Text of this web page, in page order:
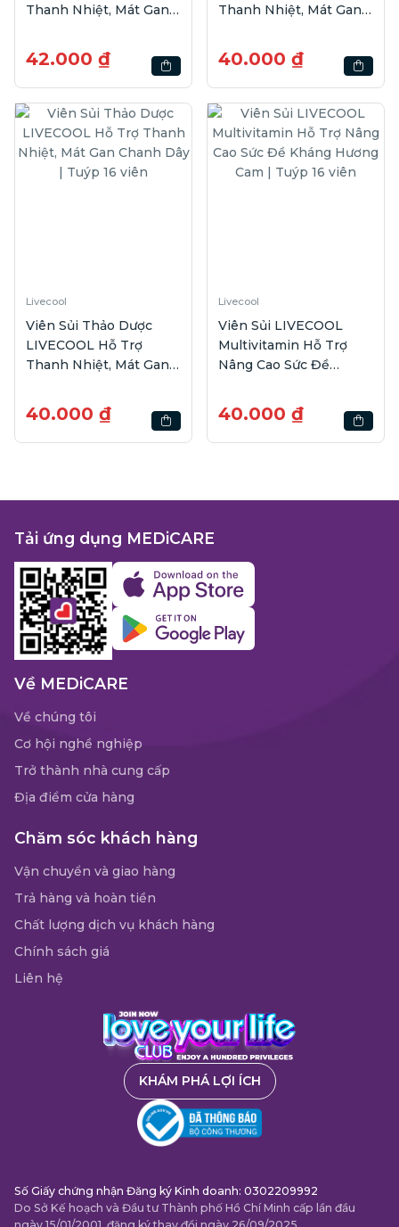
Thanh Nhiệt, Mát Gan
42.000 ₫
Thanh Nhiệt, Mát Gan
40.000 ₫
Livecool
Viên Sủi Thảo Dược
LIVECOOL Hỗ Trợ
Thanh Nhiệt, Mát Gan
40.000 ₫
Livecool
Viên Sủi LIVECOOL
Multivitamin Hỗ Trợ
Nâng Cao Sức Đề
40.000 ₫
Tải ứng dụng MEDiCARE
Về MEDiCARE
Về chúng tôi
Cơ hội nghề nghiệp
Trở thành nhà cung cấp
Địa điểm cửa hàng
Chăm sóc khách hàng
Vận chuyển và giao hàng
Trả hàng và hoàn tiền
Chất lượng dịch vụ khách hàng
Chính sách giá
Liên hệ
KHÁM PHÁ LỢI ÍCH
Số Giấy chứng nhận Đăng ký Kinh doanh: 0302209992
Do Sở Kế hoạch và Đầu tư Thành phố Hồ Chí Minh cấp lần đầu